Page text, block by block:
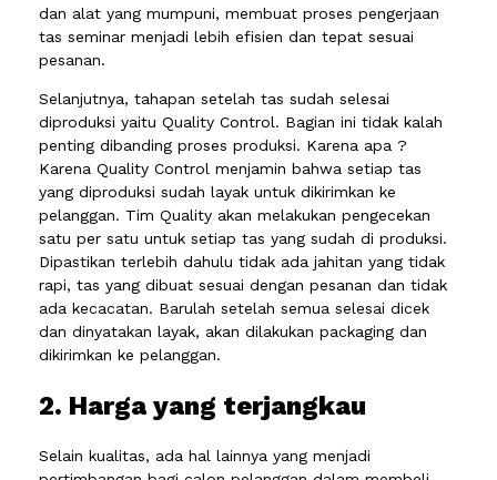
dan alat yang mumpuni, membuat proses pengerjaan
tas seminar menjadi lebih efisien dan tepat sesuai
pesanan.
Selanjutnya, tahapan setelah tas sudah selesai
diproduksi yaitu Quality Control. Bagian ini tidak kalah
penting dibanding proses produksi. Karena apa ?
Karena Quality Control menjamin bahwa setiap tas
yang diproduksi sudah layak untuk dikirimkan ke
pelanggan. Tim Quality akan melakukan pengecekan
satu per satu untuk setiap tas yang sudah di produksi.
Dipastikan terlebih dahulu tidak ada jahitan yang tidak
rapi, tas yang dibuat sesuai dengan pesanan dan tidak
ada kecacatan. Barulah setelah semua selesai dicek
dan dinyatakan layak, akan dilakukan packaging dan
dikirimkan ke pelanggan.
2. Harga yang terjangkau
Selain kualitas, ada hal lainnya yang menjadi